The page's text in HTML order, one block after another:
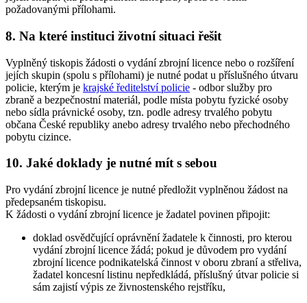
požadovanými přílohami.
8. Na které instituci životní situaci řešit
Vyplněný tiskopis žádosti o vydání zbrojní licence nebo o rozšíření
jejích skupin (spolu s přílohami) je nutné podat u příslušného útvaru
policie, kterým je krajské ředitelství policie - odbor služby pro
zbraně a bezpečnostní materiál, podle místa pobytu fyzické osoby
nebo sídla právnické osoby, tzn. podle adresy trvalého pobytu
občana České republiky anebo adresy trvalého nebo přechodného
pobytu cizince.
10. Jaké doklady je nutné mít s sebou
Pro vydání zbrojní licence je nutné předložit vyplněnou žádost na
předepsaném tiskopisu.
K žádosti o vydání zbrojní licence je žadatel povinen připojit:
doklad osvědčující oprávnění žadatele k činnosti, pro kterou
vydání zbrojní licence žádá; pokud je důvodem pro vydání
zbrojní licence podnikatelská činnost v oboru zbraní a střeliva,
žadatel koncesní listinu nepředkládá, příslušný útvar policie si
sám zajistí výpis ze živnostenského rejstříku,